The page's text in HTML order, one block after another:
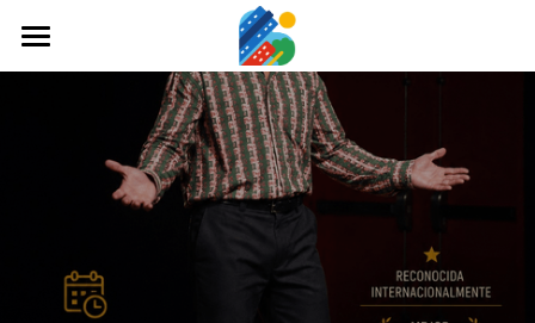
Home
Qué hacer
Arte y cultura
Comida y tragos